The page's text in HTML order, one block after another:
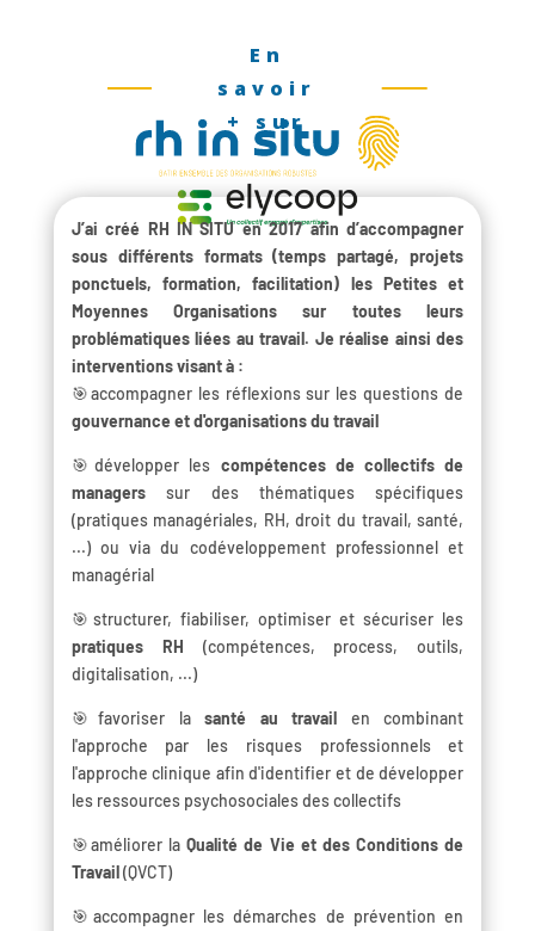
En
savoir
+ sur
J’ai créé RH IN SITU en 2017 afin d’accompagner
sous différents formats (temps partagé, projets
ponctuels, formation, facilitation) les Petites et
Moyennes Organisations sur toutes leurs
problématiques liées au travail. Je réalise ainsi des
interventions visant à :
🎯accompagner les réflexions sur les questions de
gouvernance et d'organisations du travail
🎯développer les compétences de collectifs de
managerssur des thématiques spécifiques
(pratiques managériales, RH, droit du travail, santé,
...) ou via du codéveloppement professionnel et
managérial
🎯structurer, fiabiliser, optimiser et sécuriser les
pratiques RH (compétences, process, outils,
digitalisation, ...)
🎯favoriser lasanté au travail en combinant
l'approche par les risques professionnels et
l'approche clinique afin d'identifier et de développer
les ressources psychosociales des collectifs
🎯améliorer laQualité de Vie et des Conditions de
Travail(QVCT)
🎯accompagner les démarches de prévention en